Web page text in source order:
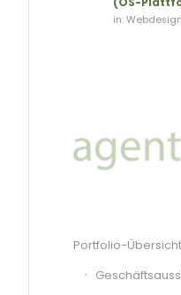
in: Webdesign
Portfolio-Übersicht